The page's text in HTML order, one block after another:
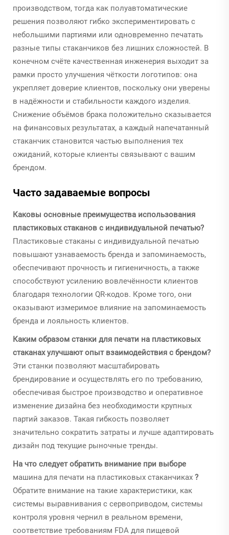
производством, тогда как полуавтоматические
решения позволяют гибко экспериментировать с
небольшими партиями или одновременно печатать
разные типы стаканчиков без лишних сложностей. В
конечном счёте качественная инженерия выходит за
рамки просто улучшения чёткости логотипов: она
укрепляет доверие клиентов, поскольку они уверены
в надёжности и стабильности каждого изделия.
Снижение объёмов брака положительно сказывается
на финансовых результатах, а каждый напечатанный
стаканчик становится частью выполнения тех
ожиданий, которые клиенты связывают с вашим
брендом.
Часто задаваемые вопросы
Каковы основные преимущества использования
пластиковых стаканов с индивидуальной печатью?
Пластиковые стаканы с индивидуальной печатью
повышают узнаваемость бренда и запоминаемость,
обеспечивают прочность и гигиеничность, а также
способствуют усилению вовлечённости клиентов
благодаря технологии QR-кодов. Кроме того, они
оказывают измеримое влияние на запоминаемость
бренда и лояльность клиентов.
Каким образом станки для печати на пластиковых
стаканах улучшают опыт взаимодействия с брендом?
Эти станки позволяют масштабировать
брендирование и осуществлять его по требованию,
обеспечивая быстрое производство и оперативное
изменение дизайна без необходимости крупных
партий заказов. Такая гибкость позволяет
значительно сократить затраты и лучше адаптировать
дизайн под текущие рыночные тренды.
На что следует обратить внимание при выборе
машина для печати на пластиковых стаканчиках ?
Обратите внимание на такие характеристики, как
системы выравнивания с сервоприводом, системы
контроля уровня чернил в реальном времени,
соответствие требованиям FDA для пищевой